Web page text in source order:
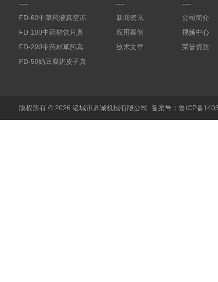
FD-60中草药液真空冻
干机
FD-100中药材饮片真
空冻干机
FD-200中药材草药真
空冻干机
FD-50奶豆腐奶皮子真
新闻资讯
应用案例
技术文章
公司简介
视频中心
荣誉资质
版权所有 © 2026 诸城市鼎诚机械有限公司 备案号：鲁ICP备